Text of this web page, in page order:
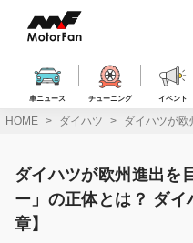
ス
車ニュース チューニング イベント
HOME ダイハツ ダイハツが
ダイハツが欧州進出を
ー」の正体とは？ ダ
章】